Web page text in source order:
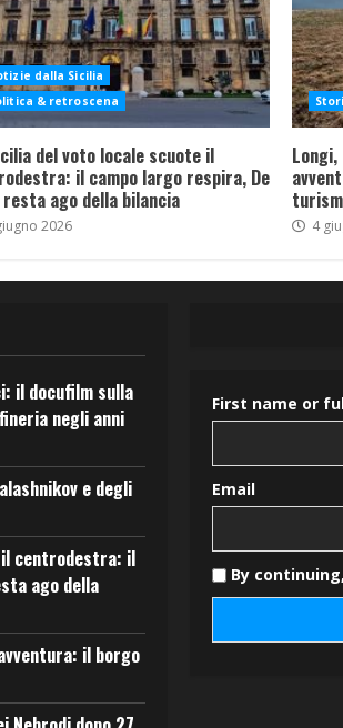
dalla Sicilia
& retroscena
del voto locale scuote il
il campo largo respira, De
resta ago della bilancia
2026 4
il docufilm sulla
negli anni
e degli
il centrodestra: il
ago della
il borgo
First name or
Email
By